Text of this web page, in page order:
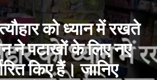
को ध्यान में रखते
ने पटाखों के लिए नए
किए हैं। जानिए